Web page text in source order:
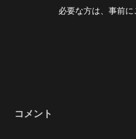
必要な方は、事前
コメント